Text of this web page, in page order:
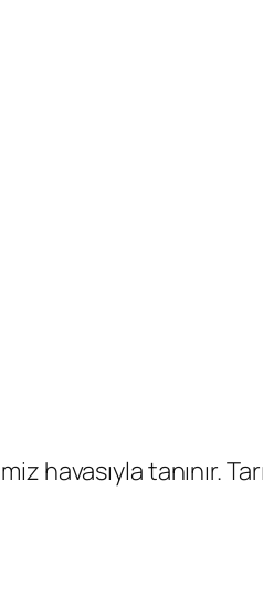
havasıyla tanınır.